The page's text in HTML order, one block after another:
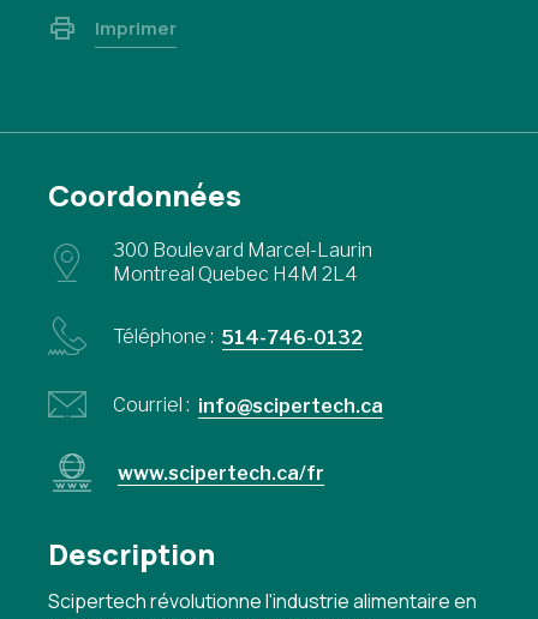
Imprimer
Coordonnées
300 Boulevard Marcel-Laurin
Montreal Quebec H4M 2L4
Téléphone : 514-746-0132
Courriel : info@scipertech.ca
www.scipertech.ca/fr
Description
Scipertech révolutionne l'industrie alimentaire en